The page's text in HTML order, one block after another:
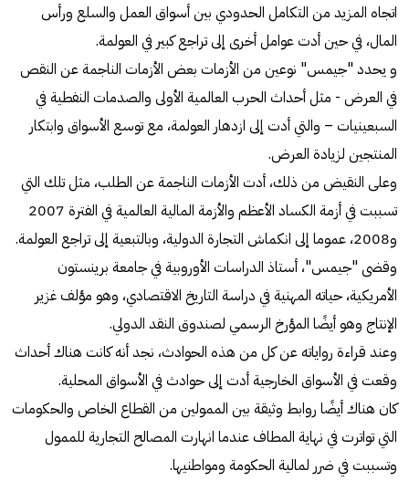
اتجاه المزيد من التكامل الحدودي بين أسواق العمل والسلع ورأس
المال، في حين أدت عوامل أخرى إلى تراجع كبير في العولمة.
و يحدد "جيمس" نوعين من الأزمات بعض الأزمات الناجمة عن النقص
في العرض - مثل أحداث الحرب العالمية الأولى والصدمات النفطية في
السبعينيات – والتي أدت إلى ازدهار العولمة، مع توسع الأسواق وابتكار
المنتجين لزيادة العرض.
وعلى النقيض من ذلك، أدت الأزمات الناجمة عن الطلب، مثل تلك التي
تسببت في أزمة الكساد الأعظم والأزمة المالية العالمية في الفترة 2007
و2008، عموما إلى انكماش التجارة الدولية، وبالتبعية إلى تراجع العولمة.
وقضى "جيمس"، أستاذ الدراسات الأوروبية في جامعة برينستون
الأمريكية، حياته المهنية في دراسة التاريخ الاقتصادي، وهو مؤلف غزير
الإنتاج وهو أيضًا المؤرخ الرسمي لصندوق النقد الدولي.
وعند قراءة رواياته عن كل من هذه الحوادث، نجد أنه كانت هناك أحداث
وقعت في الأسواق الخارجية أدت إلى حوادث في الأسواق المحلية.
كان هناك أيضًا روابط وثيقة بين الممولين من القطاع الخاص والحكومات
التي تواترت في نهاية المطاف عندما انهارت المصالح التجارية للممول
وتسببت في ضرر لمالية الحكومة ومواطنيها.